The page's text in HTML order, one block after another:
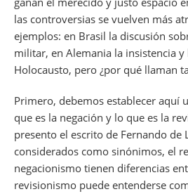
las controversias se vuelven más
ejemplos: en Brasil la discusión
militar, en Alemania la insistencia y
Holocausto, pero ¿por qué llaman
Primero, debemos establecer aquí
que es la negación y lo que es la
presento el escrito de Fernando de
considerados como sinónimos, el
negacionismo tienen diferencias
revisionismo puede entenderse